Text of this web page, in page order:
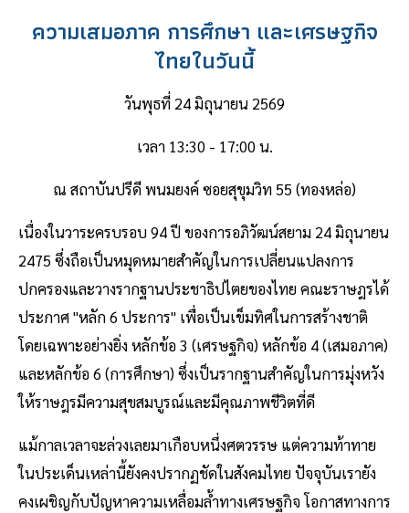
ความเสมอภาค การศึกษา และเศรษฐกิจ
ไทยในวันนี้
วันพุธที่ 24 มิถุนายน 2569
เวลา 13:30 - 17:00 น.
ณ สถาบันปรีดี พนมยงค์ ซอยสุขุมวิท 55 (ทองหล่อ)
เนื่องในวาระครบรอบ 94 ปี ของการอภิวัฒน์สยาม 24 มิถุนายน
2475 ซึ่งถือเป็นหมุดหมายสำคัญในการเปลี่ยนแปลงการ
ปกครองและวางรากฐานประชาธิปไตยของไทย คณะราษฎรได้
ประกาศ "หลัก 6 ประการ" เพื่อเป็นเข็มทิศในการสร้างชาติ
โดยเฉพาะอย่างยิ่ง หลักข้อ 3 (เศรษฐกิจ) หลักข้อ 4 (เสมอภาค)
และหลักข้อ 6 (การศึกษา) ซึ่งเป็นรากฐานสำคัญในการมุ่งหวัง
ให้ราษฎรมีความสุขสมบูรณ์และมีคุณภาพชีวิตที่ดี
แม้กาลเวลาจะล่วงเลยมาเกือบหนึ่งศตวรรษ แต่ความท้าทาย
ในประเด็นเหล่านี้ยังคงปรากฏชัดในสังคมไทย ปัจจุบันเรายัง
คงเผชิญกับปัญหาความเหลื่อมล้ำทางเศรษฐกิจ โอกาสทางการ